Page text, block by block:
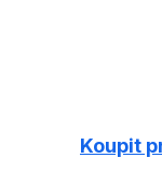
Koupit